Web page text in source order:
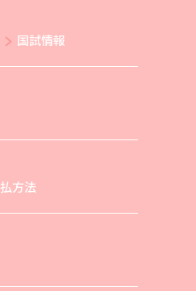
国試情報
方法